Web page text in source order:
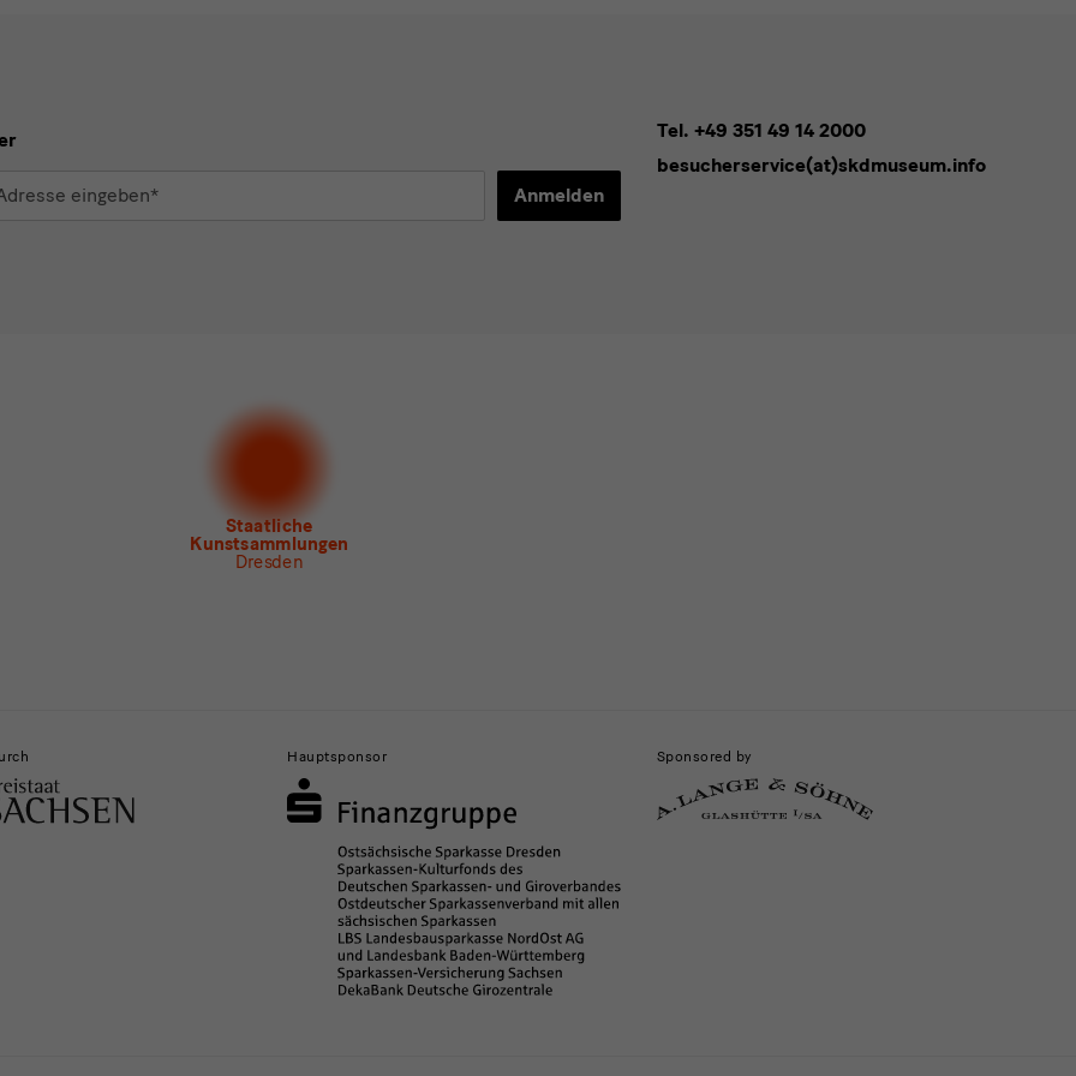
Anmelden
der Staatlichen Kunstsammlungen Dresden
Museum für Sächsische Volkskunst
Tel. +49 351 49 14 2000
besucherservice(at)skdmuseum.info
Staatliche
Kunstsammlungen
Dresden
Hauptsponsor Sponsored by